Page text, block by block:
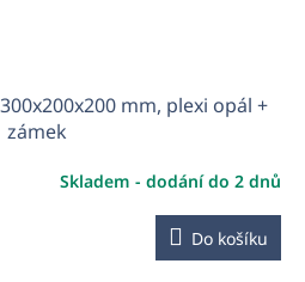
mm, plexi opál +
zámek
Skladem - dodání do 2 dnů
Do košíku